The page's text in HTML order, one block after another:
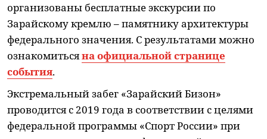
организованы бесплатные экскурсии по
Зарайскому кремлю – памятнику архитектуры
федерального значения. С результатами можно
ознакомитьсяна официальной странице
события.
Экстремальный забег «Зарайский Бизон»
проводится с 2019 года в соответствии с целями
федеральной программы «Спорт России» при